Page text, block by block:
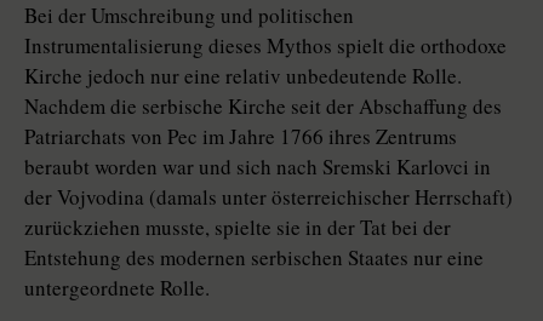
Bei der Umschreibung und politischen
Instrumentalisierung dieses Mythos spielt die orthodoxe
Kirche jedoch nur eine relativ unbedeutende Rolle.
Nachdem die serbische Kirche seit der Abschaffung des
Patriarchats von Pec im Jahre 1766 ihres Zentrums
beraubt worden war und sich nach Sremski Karlovci in
der Vojvodina (damals unter österreichischer Herrschaft)
zurückziehen musste, spielte sie in der Tat bei der
Entstehung des modernen serbischen Staates nur eine
untergeordnete Rolle.